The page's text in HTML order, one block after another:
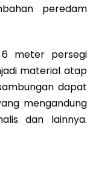
peredam
6 meter persegi
material atap
dapat
mengandung
dan lainnya.